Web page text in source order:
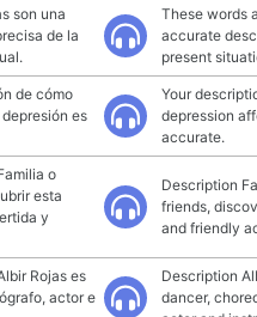
son una
de la
These words
accurate
present
de cómo
es
Your
depression
accurate.
o
esta
y
Description
friends,
and friendly
Rojas es
actor e
Description
dancer,